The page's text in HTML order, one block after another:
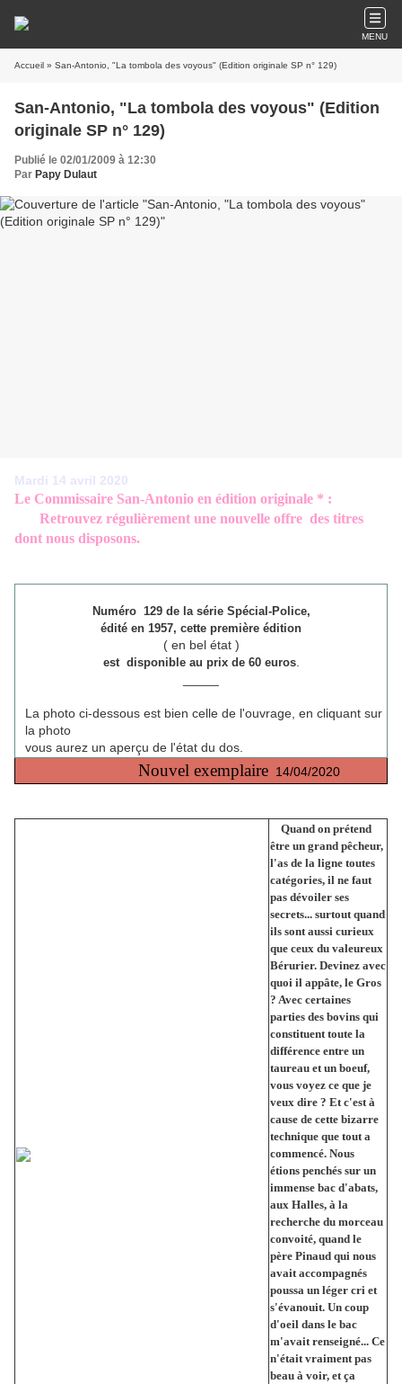
MENU
Accueil » San-Antonio, "La tombola des voyous" (Edition originale SP n° 129)
San-Antonio, "La tombola des voyous" (Edition
originale SP n° 129)
Publié le 02/01/2009 à 12:30
Par Papy Dulaut
Mardi 14 avril 2020
Le Commissaire San-Antonio en édition originale * :
Retrouvez régulièrement une nouvelle offre des titres
dont nous disposons.
Numéro 129 de la série Spécial-Police,
édité en 1957, cette première édition
( en bel état )
est disponible au prix de 60 euros.
La photo ci-dessous est bien celle de l'ouvrage, en cliquant sur
la photo
vous aurez un aperçu de l'état du dos.
Nouvel exemplaire 14/04/2020
Quand on prétend
être un grand pêcheur,
l'as de la ligne toutes
catégories, il ne faut
pas dévoiler ses
secrets... surtout quand
ils sont aussi curieux
que ceux du valeureux
Bérurier. Devinez avec
quoi il appâte, le Gros
? Avec certaines
parties des bovins qui
constituent toute la
différence entre un
taureau et un boeuf,
vous voyez ce que je
veux dire ? Et c'est à
cause de cette bizarre
technique que tout a
commencé. Nous
étions penchés sur un
immense bac d'abats,
aux Halles, à la
recherche du morceau
convoité, quand le
père Pinaud qui nous
avait accompagnés
poussa un léger cri et
s'évanouit. Un coup
d'oeil dans le bac
m'avait renseigné... Ce
n'était vraiment pas
beau à voir, et ça